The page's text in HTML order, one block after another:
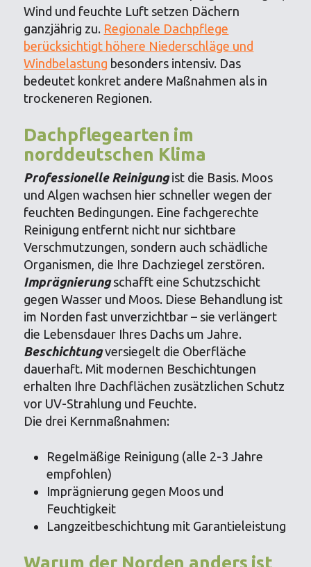
Wind und feuchte Luft setzen Dächern
ganzjährig zu. Regionale Dachpflege
berücksichtigt höhere Niederschläge und
Windbelastung besonders intensiv. Das
bedeutet konkret andere Maßnahmen als in
trockeneren Regionen.
Dachpflegearten im
norddeutschen Klima
Professionelle Reinigungist die Basis. Moos
und Algen wachsen hier schneller wegen der
feuchten Bedingungen. Eine fachgerechte
Reinigung entfernt nicht nur sichtbare
Verschmutzungen, sondern auch schädliche
Organismen, die Ihre Dachziegel zerstören.
Imprägnierungschafft eine Schutzschicht
gegen Wasser und Moos. Diese Behandlung ist
im Norden fast unverzichtbar – sie verlängert
die Lebensdauer Ihres Dachs um Jahre.
Beschichtungversiegelt die Oberfläche
dauerhaft. Mit modernen Beschichtungen
erhalten Ihre Dachflächen zusätzlichen Schutz
vor UV-Strahlung und Feuchte.
Die drei Kernmaßnahmen:
Regelmäßige Reinigung (alle 2-3 Jahre
empfohlen)
Imprägnierung gegen Moos und
Feuchtigkeit
Langzeitbeschichtung mit Garantieleistung
Warum der Norden anders ist